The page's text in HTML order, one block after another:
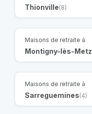
Thionville(8)
Maisons de retraite à
Montigny-lès-Metz
Maisons de retraite à
Sarreguemines(4)